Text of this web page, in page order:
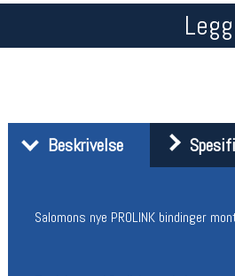
Beskrivelse
Salomons nye PROLINK bindinger